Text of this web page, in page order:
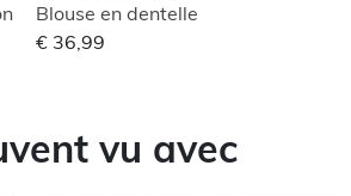
Blouse en dentelle
€ 36,99
vu avec